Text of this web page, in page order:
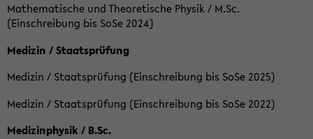
Mathematische und Theoretische Physik / M.Sc.
(Einschreibung bis SoSe 2024)
Medizin / Staatsprüfung
Medizin / Staatsprüfung (Einschreibung bis SoSe 2025)
Medizin / Staatsprüfung (Einschreibung bis SoSe 2022)
Medizinphysik / B.Sc.